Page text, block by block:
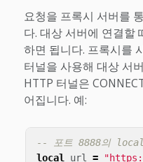
요청을 프록시 서버를
다. 대상 서버에 연결할
하면 됩니다. 프록시를
터널을 사용해 대상 서
HTTP 터널은
어집니다. 예:
-- 포트 8888의
local
url =